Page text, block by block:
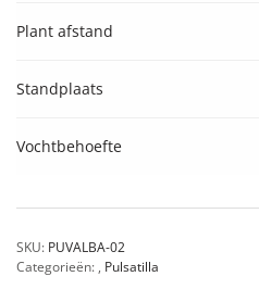
Plant afstand
Standplaats
Vochtbehoefte
SKU: PUVALBA-02
Categorieën: , Pulsatilla